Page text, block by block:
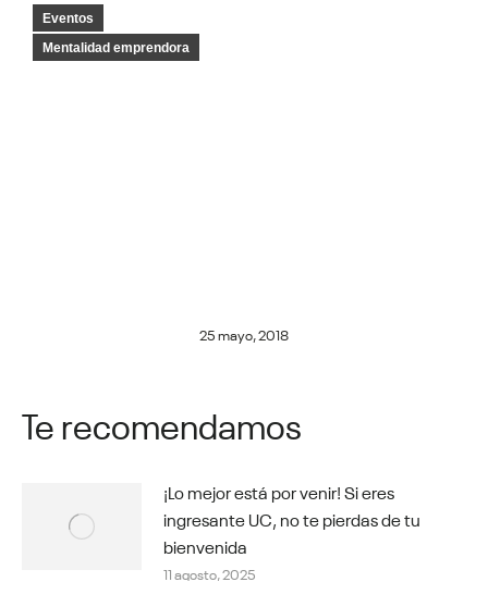
Eventos
Mentalidad emprendora
25 mayo, 2018
Te recomendamos
¡Lo mejor está por venir! Si eres
ingresante UC, no te pierdas de tu
bienvenida
11 agosto, 2025